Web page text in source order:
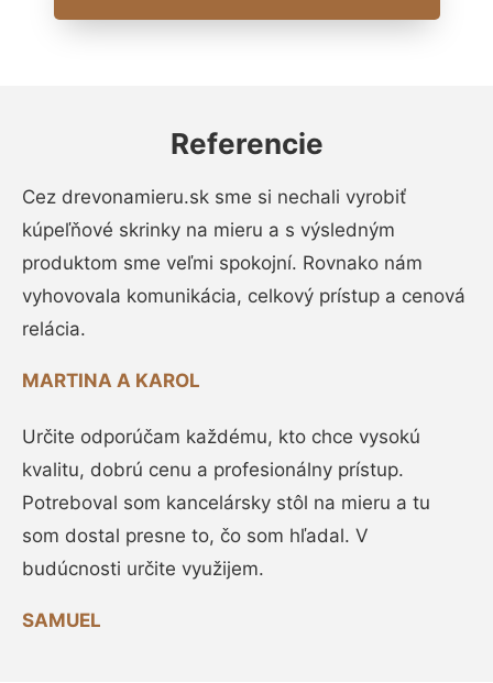
Referencie
Cez drevonamieru.sk sme si nechali vyrobiť
kúpeľňové skrinky na mieru a s výsledným
produktom sme veľmi spokojní. Rovnako nám
vyhovovala komunikácia, celkový prístup a cenová
relácia.
MARTINA A KAROL
Určite odporúčam každému, kto chce vysokú
kvalitu, dobrú cenu a profesionálny prístup.
Potreboval som kancelársky stôl na mieru a tu
som dostal presne to, čo som hľadal. V
budúcnosti určite využijem.
SAMUEL